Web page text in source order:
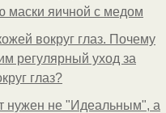
маски яичной с медом
вокруг глаз. Почему
регулярный уход за
глаз?
нужен не "Идеальным", а